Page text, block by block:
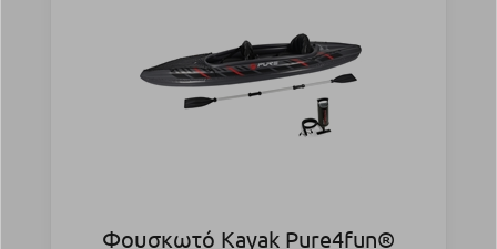
Φουσκωτό Kayak Pure4fun®